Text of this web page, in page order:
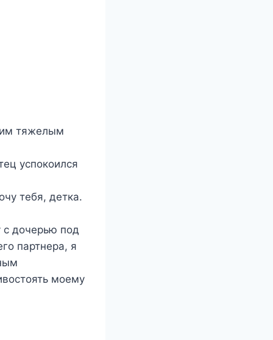
тяжелым
успокоился
тебя, детка.
с дочерью под
партнера, я
моему